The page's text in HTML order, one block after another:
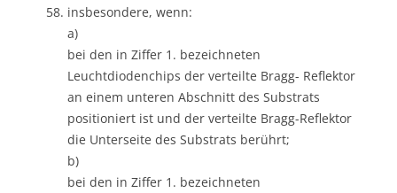
insbesondere, wenn:
a)
bei den in Ziffer 1. bezeichneten
Leuchtdiodenchips der verteilte Bragg- Reflektor
an einem unteren Abschnitt des Substrats
positioniert ist und der verteilte Bragg-Reflektor
die Unterseite des Substrats berührt;
b)
bei den in Ziffer 1. bezeichneten